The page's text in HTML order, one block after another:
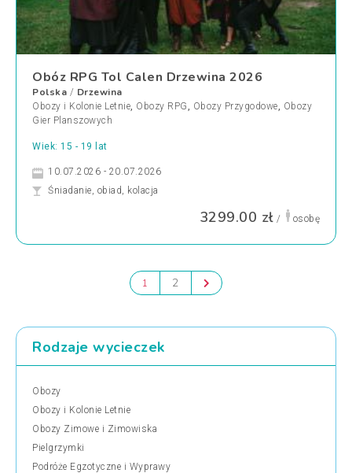
Obóz RPG Tol Calen Drzewina 2026
Polska / Drzewina
Obozy i Kolonie Letnie, Obozy RPG , Obozy Przygodowe, Obozy
Gier Planszowych
Wiek: 15 - 19 lat
10.07.2026 - 20.07.2026
Śniadanie, obiad, kolacja
3299.00 zł / osobę
1 2
Rodzaje wycieczek
Obozy
Obozy i Kolonie Letnie
Obozy Zimowe i Zimowiska
Pielgrzymki
Podróże Egzotyczne i Wyprawy